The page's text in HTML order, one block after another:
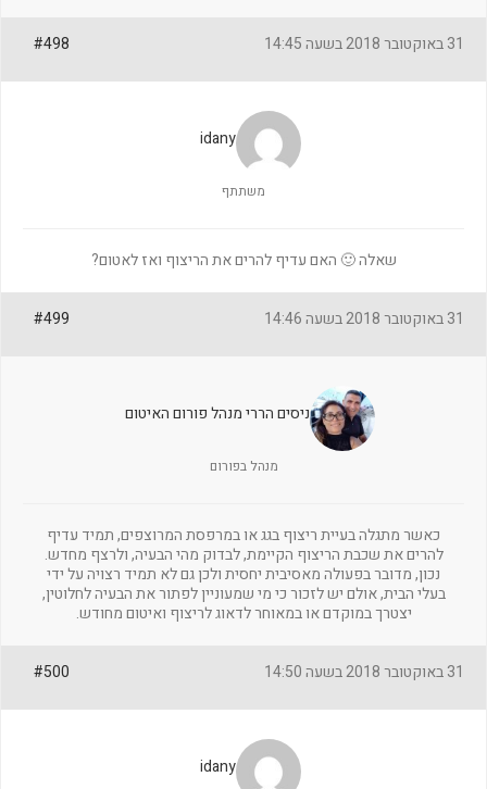
31 באוקטובר 2018 בשעה 14:45 #498
idany
משתתף
שאלה 🙂 האם עדיף להרים את הריצוף ואז לאטום?
31 באוקטובר 2018 בשעה 14:46 #499
ניסים הררי מנהל פורום האיטום
מנהל בפורום
כאשר מתגלה בעיית ריצוף בגג או במרפסת המרוצפים, תמיד עדיף
להרים את שכבת הריצוף הקיימת, לבדוק מהי הבעיה, ולרצף מחדש.
נכון, מדובר בפעולה מאסיבית יחסית ולכן גם לא תמיד רצויה על ידי
בעלי הבית, אולם יש לזכור כי מי שמעוניין לפתור את הבעיה לחלוטין,
יצטרך במוקדם או במאוחר לדאוג לריצוף ואיטום מחודש.
31 באוקטובר 2018 בשעה 14:50 #500
idany